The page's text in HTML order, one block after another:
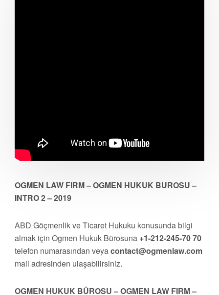
OGMEN LAW FIRM – OGMEN HUKUK BUROSU –
INTRO 2 – 2019
ABD Göçmenlik ve Ticaret Hukuku konusunda bilgi
almak için Ogmen Hukuk Bürosuna +1-212-245-70 70
telefon numarasından veyacontact@ogmenlaw.com
mail adresinden ulaşabilirsiniz.
OGMEN HUKUK BÜROSU – OGMEN LAW FIRM –